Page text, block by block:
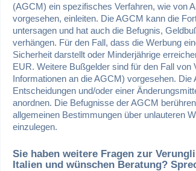
(AGCM) ein spezifisches Verfahren, wie von
vorgesehen, einleiten. Die AGCM kann die
untersagen und hat auch die Befugnis,
verhängen. Für den Fall, dass die Werbung
Sicherheit darstellt oder Minderjährige
EUR. Weitere Bußgelder sind für den Fall
Informationen an die AGCM) vorgesehen.
Entscheidungen und/oder einer
anordnen. Die Befugnisse der AGCM
allgemeinen Bestimmungen über unlauteren
einzulegen.
Sie haben weitere Fragen zur
Italien und wünschen Beratung?